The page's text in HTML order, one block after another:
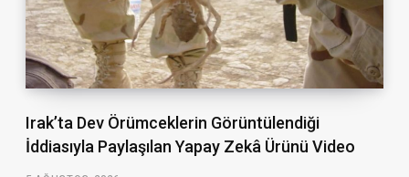
Irak’ta Dev Örümceklerin Görüntülendiği
İddiasıyla Paylaşılan Yapay Zekâ Ürünü Video